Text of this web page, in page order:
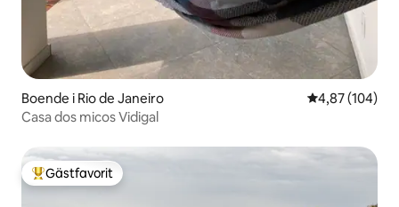
Boende i Rio de Janeiro 4,87 av 5 i
4,87 (104)
Casa dos micos Vidigal
Populär gästfavorit
Gästfavorit